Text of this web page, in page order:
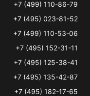
+7 (499) 110-86-79
+7 (495) 023-81-52
+7 (499) 110-53-06
+7 (495) 152-31-11
+7 (495) 125-38-41
+7 (495) 135-42-87
+7 (495) 182-17-65